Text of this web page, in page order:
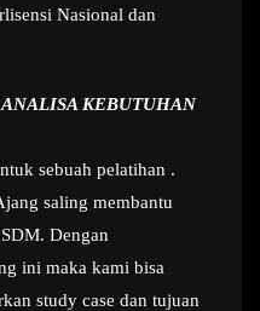
Nasional dan
KEBUTUHAN
sebuah pelatihan .
saling membantu
Dengan
ini maka kami bisa
study case dan tujuan